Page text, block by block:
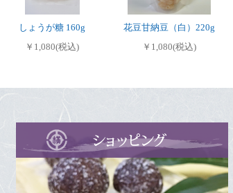
しょうが糖 160g
￥1,080(税込)
花豆甘納豆（白）220g
￥1,080(税込)